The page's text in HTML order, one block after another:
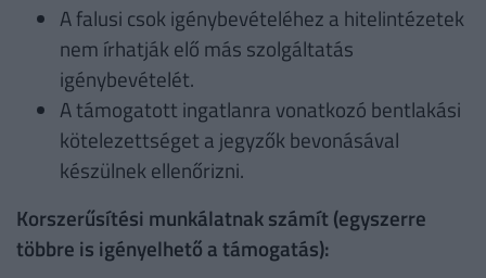
A falusi csok igénybevételéhez a hitelintézetek
nem írhatják elő más szolgáltatás
igénybevételét.
A támogatott ingatlanra vonatkozó bentlakási
kötelezettséget a jegyzők bevonásával
készülnek ellenőrizni.
Korszerűsítési munkálatnak számít (egyszerre
többre is igényelhető a támogatás):